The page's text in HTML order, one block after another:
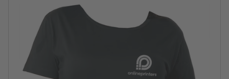
lavable à 30 °C
Grammage : 155 g/m²
Traitement: Broderie